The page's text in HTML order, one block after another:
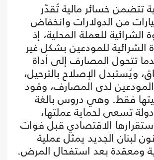
تتضمن خسائر مالية تُقدّر
من الدولارات وانخفاض
للعملة المحلية، إذ
الشرائية للمودعين بشكل غير
تتحول المصارف إلى أداة
ويُستبدل الإصلاح بالترحيل،
لدى المصارف، وقود
فقط. وهي دروس بالغة
تسعى لحماية عملتها،
الاقتصادي قبل فوات
لبنان الجديد يمثل عملية
ومعقدة بعد استفحال المرض.